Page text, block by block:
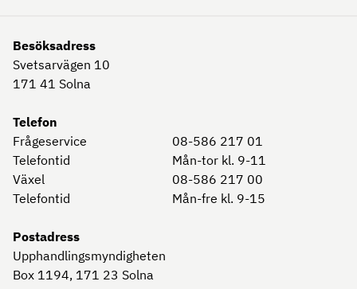
Besöksadress
Svetsarvägen 10
171 41 Solna
Telefon
Frågeservice
08-586 217 01
Telefontid
Mån-tor kl. 9-11
Växel
08-586 217 00
Telefontid
Mån-fre kl. 9-15
Postadress
Upphandlingsmyndigheten
Box 1194, 171 23 Solna